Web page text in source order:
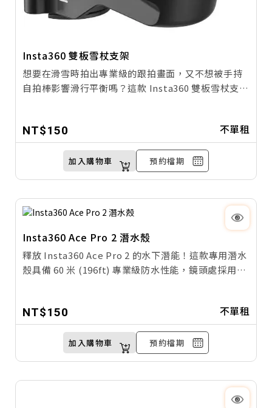
Insta360 雙板雪杖支架
想要在滑雪時拍出專業級的跟拍畫面，又不想被手持
自拍棒影響滑行平衡嗎？這款 Insta360 雙板雪杖支架
專注於享受速度與操控；無論是高速滑降或技術迴
轉，都能確保拍攝畫面穩定流暢，輕鬆捕捉彷彿無人
機低空跟拍的震撼第三人稱視角。
NT$150 不單租
加入購物車 預約檔期
Insta360 Ace Pro 2 潛水殼
釋放 Insta360 Ace Pro 2 的水下潛能！這款專用潛水
殼具備 60 米 (196ft) 專業級防水性能，鏡頭處採用高
流運動，都能為您的相機提供全方位防護，輕鬆拍出
清晰銳利的震撼大片。
NT$150 不單租
加入購物車 預約檔期